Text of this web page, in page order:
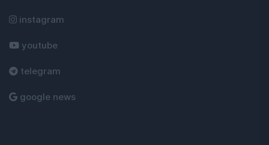
instagram
youtube
telegram
google news